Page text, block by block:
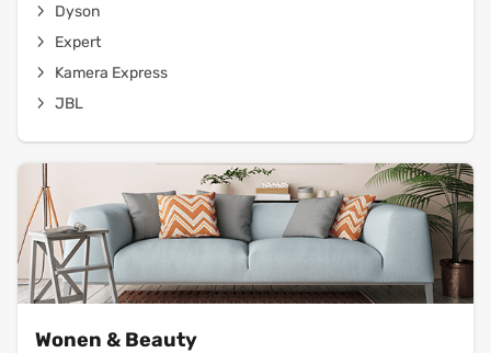
Dyson
Expert
Kamera Express
JBL
Wonen & Beauty